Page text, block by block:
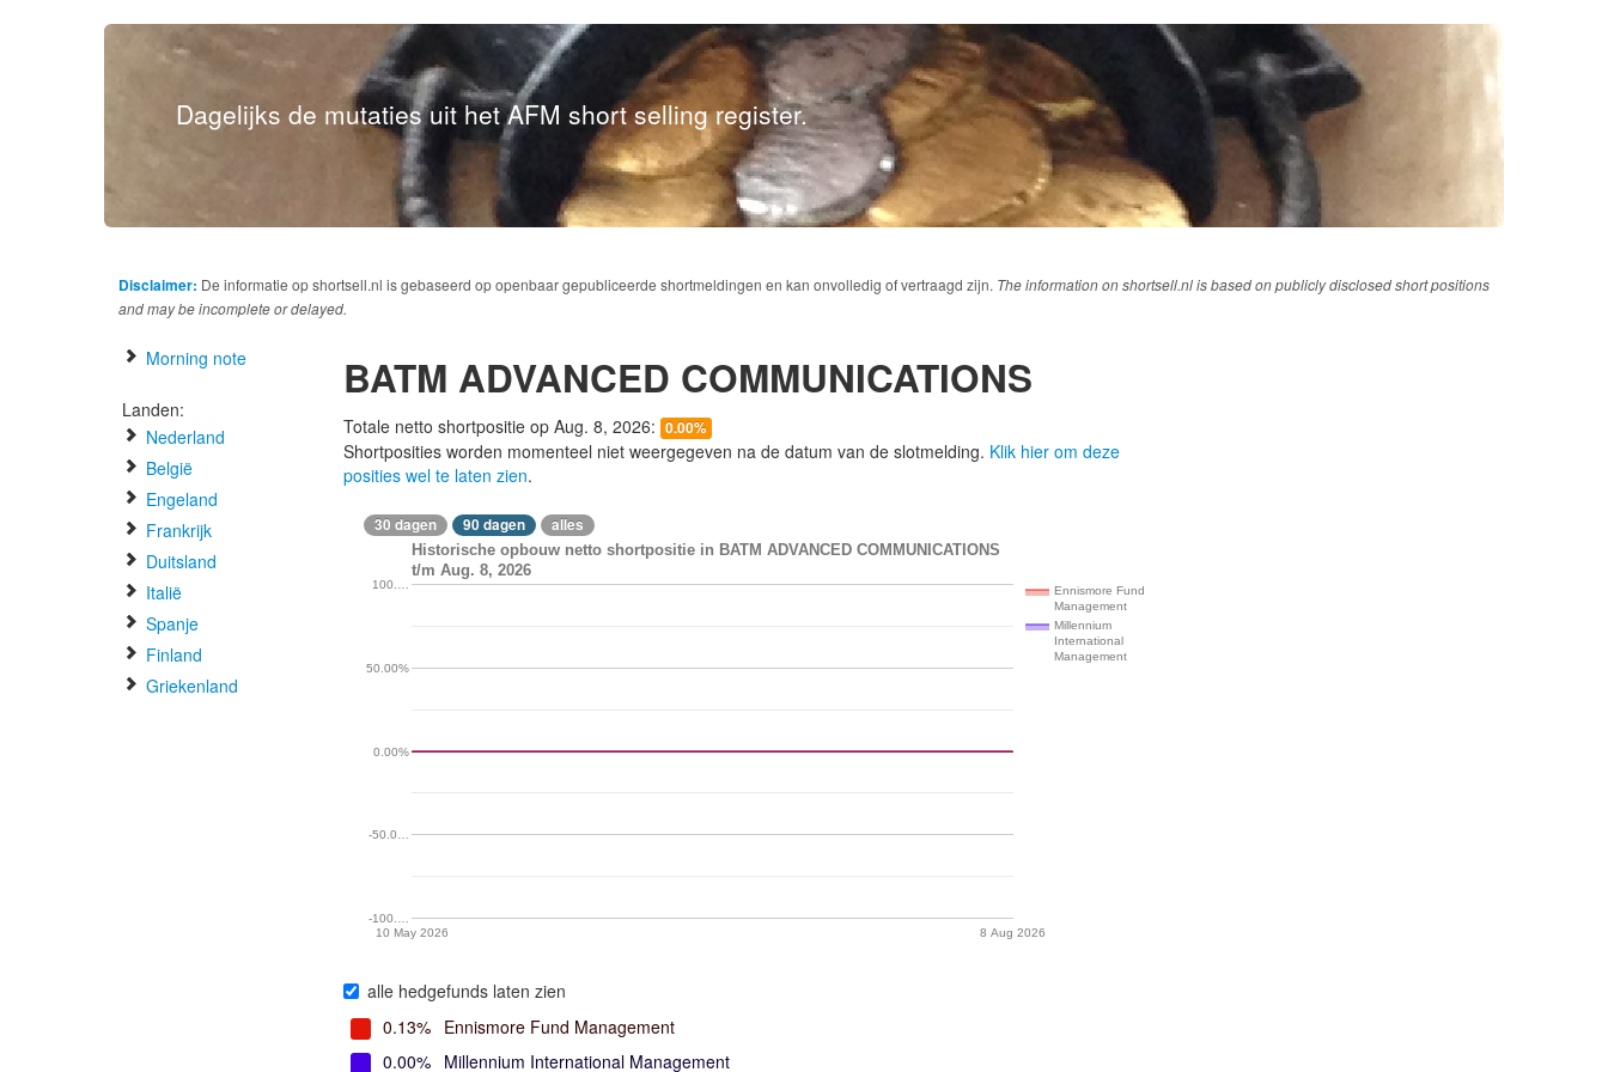
Dagelijks de mutaties uit het AFM short selling register.
Disclaimer: De informatie op shortsell.nl is gebaseerd op openbaar gepubliceerde shortmeldingen en kan onvolledig of vertraagd zijn. The information on shortsell.nl is based on publicly disclosed short positions
and may be incomplete or delayed.
Morning note
Landen:
Nederland
België
Engeland
Frankrijk
Duitsland
Italië
Spanje
Finland
Griekenland
BATM ADVANCED COMMUNICATIONS
Totale netto shortpositie op Aug. 8, 2026: 0.00%
Shortposities worden momenteel niet weergegeven na de datum van de slotmelding. Klik hier om deze
posities wel te laten zien.
30 dagen 90 dagen alles
Historische opbouw netto shortpositie in BATM ADVANCED COMMUNICATIONS
t/m Aug. 8, 2026
Ennismore Fund
Management
Millennium
International
Management
10 May 2026 8 Aug 2026
-100.…
-50.0…
0.00%
50.00%
100.…
alle hedgefunds laten zien
0.13% Ennismore Fund Management
0.00% Millennium International Management